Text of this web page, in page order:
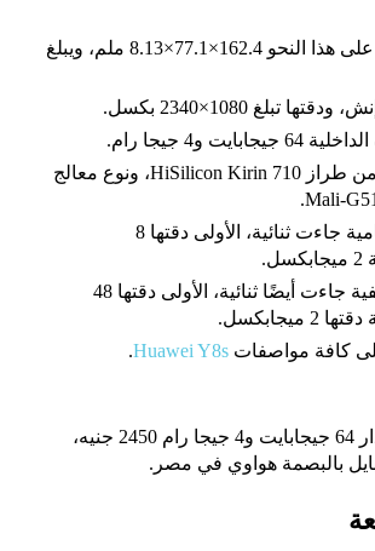
أبعاد الجهاز جاءت على هذا النحو 162.4×77.1×8.13 ملم، ويبلغ
و4 جيجا رام.
معالج الهاتف جاء من طراز HiSilicon Kirin 710، ونوع معالج
كاميرا الهاتف الأمامية جاءت ثنائية، الأولى دقتها 8
كاميرا الهاتف الخلفية جاءت أيضًا ثنائية، الأولى دقتها 48
كافة مواصفاتHuawei Y8s
.
سعر الهاتف للإصدار 64 جيجابايت و4 جيجا رام 2450 جنيه،
بالبصمة هواوي في مصر​.